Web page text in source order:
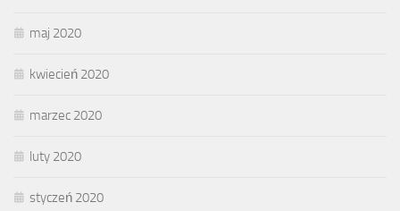
maj 2020
kwiecień 2020
marzec 2020
luty 2020
styczeń 2020